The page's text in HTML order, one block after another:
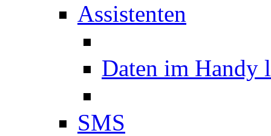
Assistenten
Daten im Handy
SMS